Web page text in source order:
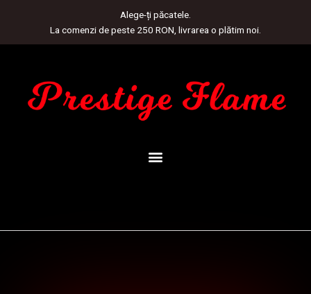
Alege-ți păcatele.
La comenzi de peste 250 RON, livrarea o plătim noi.